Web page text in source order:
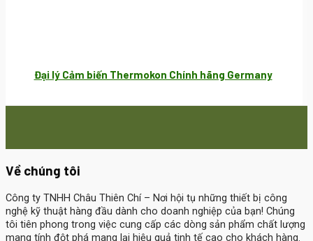
Đại lý Cảm biến Thermokon Chính hãng Germany
Về chúng tôi
Công ty TNHH Châu Thiên Chí– Nơi hội tụ những thiết bị công
nghệ kỹ thuật hàng đầu dành cho doanh nghiệp của bạn! Chúng
tôi tiên phong trong việc cung cấp các dòng sản phẩm chất lượng
mang tính đột phá mang lại hiệu quả tinh tế cao cho khách hàng.